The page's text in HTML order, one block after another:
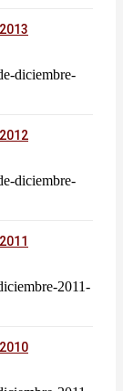
diciembre-
diciembre-
2011-